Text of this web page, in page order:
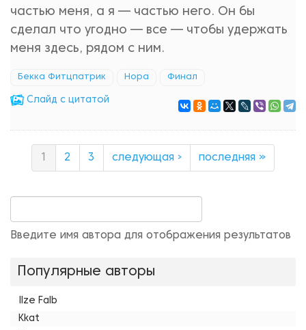
частью меня, а я — частью него. Он бы
сделал что угодно — все — чтобы удержать
меня здесь, рядом с ним.
Бекка Фитцпатрик Нора Финал
Cлайд с цитатой
2 3 следующая › последняя »
Введите имя автора для отображения результатов
Популярные авторы
Ilze Falb
Kkat